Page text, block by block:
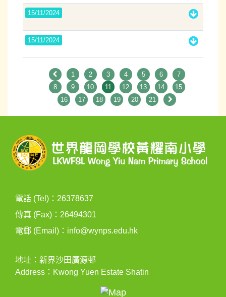
15/11/2024
15/11/2024
1 2 3 4 5 6
7
8
9 10 11 12 13 14
15
16
17 18 19 20 21
電話 (Tel)：26378637
傳真 (Fax)：26494301
電郵 (Email)： info@wynps.edu.hk
地址：新界沙田廣源邨
Address：Kwong Yuen Estate Shatin